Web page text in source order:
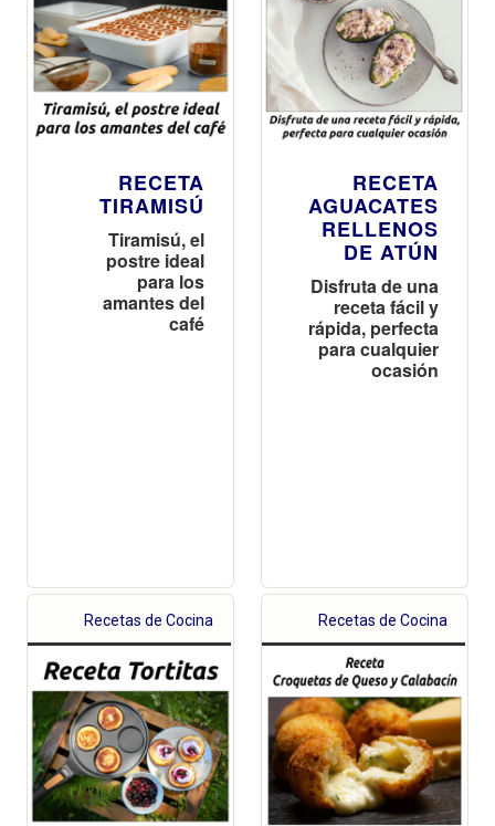
RECETA
TIRAMISÚ
Tiramisú, el
postre ideal
para los
amantes del
café
RECETA
AGUACATES
RELLENOS
DE ATÚN
Disfruta de una
receta fácil y
rápida, perfecta
para cualquier
ocasión
Recetas de Cocina Recetas de Cocina